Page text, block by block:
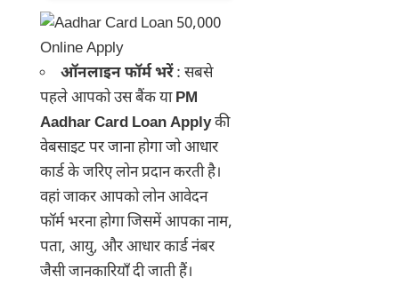
ऑनलाइन फॉर्म भरें: सबसे
पहले आपको उस बैंक याPM
Aadhar Card Loan Applyकी
वेबसाइट पर जाना होगा जो आधार
कार्ड के जरिए लोन प्रदान करती है।
वहां जाकर आपको लोन आवेदन
फॉर्म भरना होगा जिसमें आपका नाम,
पता, आयु, और आधार कार्ड नंबर
जैसी जानकारियाँ दी जाती हैं।